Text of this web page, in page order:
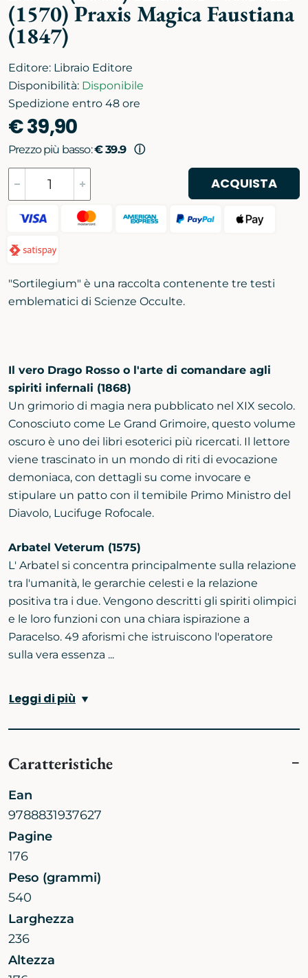
(1570) Praxis Magica Faustiana
(1847)
Editore: Libraio Editore
Disponibilità: Disponibile
Spedizione entro 48 ore
€ 39,90
Prezzo più basso:€ 39.9 ⓘ
ACQUISTA
"Sortilegium" è una raccolta contenente tre testi
emblematici di Scienze Occulte.
Il vero Drago Rosso o l'arte di comandare agli
spiriti infernali (1868)
Un grimorio di magia nera pubblicato nel XIX secolo.
Conosciuto come Le Grand Grimoire, questo volume
oscuro è uno dei libri esoterici più ricercati. Il lettore
viene trascinato in un mondo di riti di evocazione
demoniaca, con dettagli su come invocare e
stipulare un patto con il temibile Primo Ministro del
Diavolo, Lucifuge Rofocale.
Arbatel Veterum (1575)
L' Arbatel si concentra principalmente sulla relazione
tra l'umanità, le gerarchie celesti e la relazione
positiva tra i due. Vengono descritti gli spiriti olimpici
e le loro funzioni con una chiara ispirazione a
Paracelso. 49 aforismi che istruiscono l'operatore
sulla vera essenza ...
Leggi di più
Caratteristiche
Ean
9788831937627
Pagine
176
Peso (grammi)
540
Larghezza
236
Altezza